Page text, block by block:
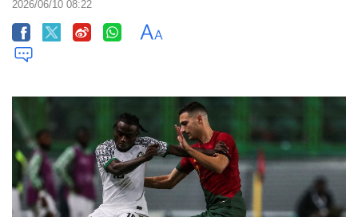
2026/06/10 08:22